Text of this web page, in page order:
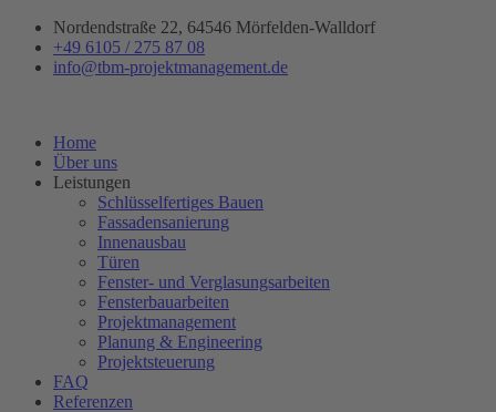
Zum
Inhalt
springen
Nordendstraße 22, 64546 Mörfelden-Walldorf
+49 6105 / 275 87 08
info@tbm-projektmanagement.de
Home
Über uns
Leistungen
Schlüsselfertiges Bauen
Fassadensanierung
Innenausbau
Türen
Fenster- und Verglasungsarbeiten
Fensterbauarbeiten
Projektmanagement
Planung & Engineering
Projektsteuerung
FAQ
Referenzen